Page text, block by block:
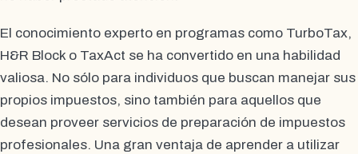
El conocimiento experto en programas como TurboTax,
H&R Block o TaxAct se ha convertido en una habilidad
valiosa. No sólo para individuos que buscan manejar sus
propios impuestos, sino también para aquellos que
desean proveer servicios de preparación de impuestos
profesionales. Una gran ventaja de aprender a utilizar